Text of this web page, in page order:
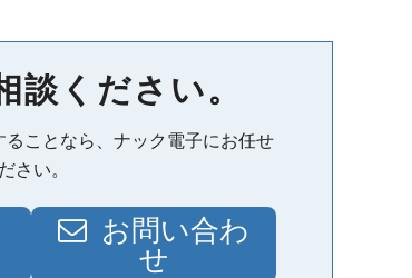
談ください。
ことなら、ナック電子にお任せ
さい。
お問い合わ
せ